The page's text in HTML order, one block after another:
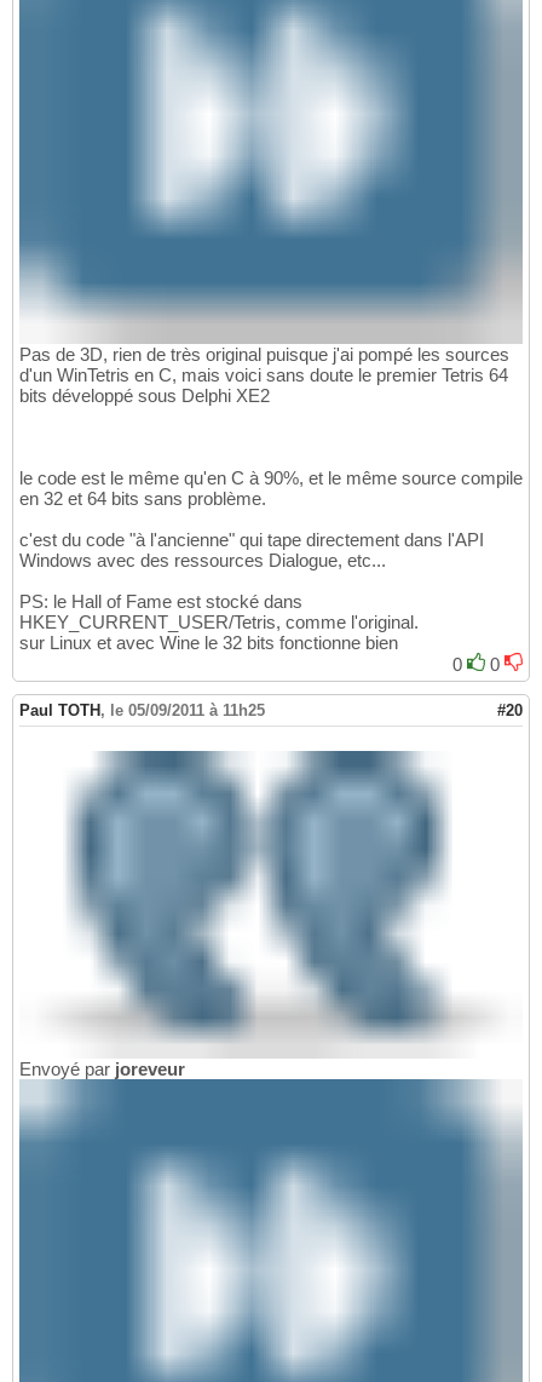
Pas de 3D, rien de très original puisque j'ai pompé les sources
d'un WinTetris en C, mais voici sans doute le premier Tetris 64
bits développé sous Delphi XE2
le code est le même qu'en C à 90%, et le même source compile
en 32 et 64 bits sans problème.
c'est du code "à l'ancienne" qui tape directement dans l'API
Windows avec des ressources Dialogue, etc...
PS: le Hall of Fame est stocké dans
HKEY_CURRENT_USER/Tetris, comme l'original.
sur Linux et avec Wine le 32 bits fonctionne bien
0
0
Paul TOTH , le 05/09/2011 à 11h25 #20
Envoyé par joreveur